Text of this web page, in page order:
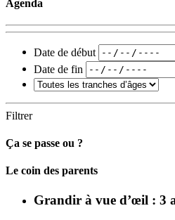
Agenda
Date de début
Date de fin
Filtrer
Ça se passe ou ?
Carto
Le coin des parents
Grandir à vue d’œil : 3